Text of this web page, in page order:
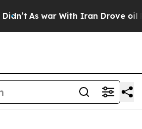
As war With Iran Drove oil